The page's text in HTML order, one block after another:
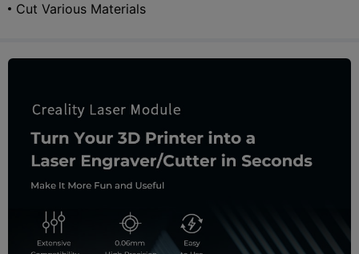
Cut Various Materials